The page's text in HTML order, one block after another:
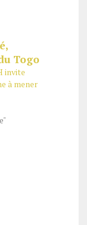
invite
à mener